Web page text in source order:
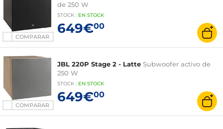
COMPARAR
de 250 W
STOCK : EN STOCK
649€00
COMPARAR
JBL 220P Stage 2 - Latte Subwoofer activo de
250 W
STOCK : EN STOCK
649€00